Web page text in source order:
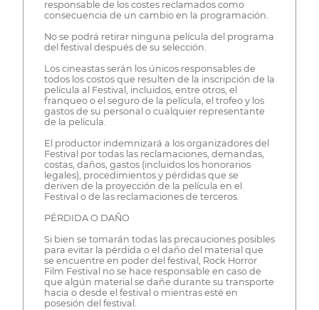
responsable de los costes reclamados como
consecuencia de un cambio en la programación.
No se podrá retirar ninguna película del programa
del festival después de su selección.
Los cineastas serán los únicos responsables de
todos los costos que resulten de la inscripción de la
película al Festival, incluidos, entre otros, el
franqueo o el seguro de la película, el trofeo y los
gastos de su personal o cualquier representante
de la película.
El productor indemnizará a los organizadores del
Festival por todas las reclamaciones, demandas,
costas, daños, gastos (incluidos los honorarios
legales), procedimientos y pérdidas que se
deriven de la proyección de la película en el
Festival o de las reclamaciones de terceros.
PÉRDIDA O DAÑO
Si bien se tomarán todas las precauciones posibles
para evitar la pérdida o el daño del material que
se encuentre en poder del festival, Rock Horror
Film Festival no se hace responsable en caso de
que algún material se dañe durante su transporte
hacia o desde el festival o mientras esté en
posesión del festival.